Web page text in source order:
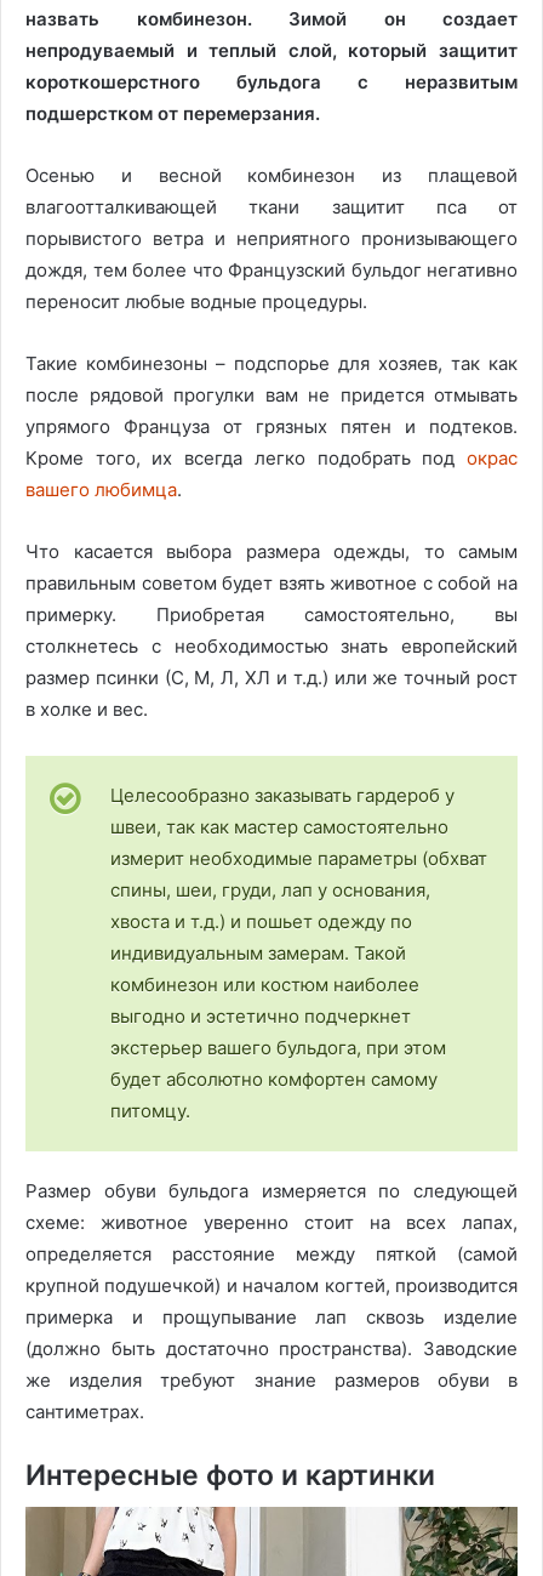
назвать комбинезон. Зимой он создает
непродуваемый и теплый слой, который защитит
короткошерстного бульдога с неразвитым
подшерстком от перемерзания.
Осенью и весной комбинезон из плащевой
влагоотталкивающей ткани защитит пса от
порывистого ветра и неприятного пронизывающего
дождя, тем более что Французский бульдог негативно
переносит любые водные процедуры.
Такие комбинезоны – подспорье для хозяев, так как
после рядовой прогулки вам не придется отмывать
упрямого Француза от грязных пятен и подтеков.
Кроме того, их всегда легко подобрать под окрас
вашего любимца.
Что касается выбора размера одежды, то самым
правильным советом будет взять животное с собой на
примерку. Приобретая самостоятельно, вы
столкнетесь с необходимостью знать европейский
размер псинки (С, М, Л, ХЛ и т.д.) или же точный рост
в холке и вес.
Целесообразно заказывать гардероб у
швеи, так как мастер самостоятельно
измерит необходимые параметры (обхват
спины, шеи, груди, лап у основания,
хвоста и т.д.) и пошьет одежду по
индивидуальным замерам. Такой
комбинезон или костюм наиболее
выгодно и эстетично подчеркнет
экстерьер вашего бульдога, при этом
будет абсолютно комфортен самому
питомцу.
Размер обуви бульдога измеряется по следующей
схеме: животное уверенно стоит на всех лапах,
определяется расстояние между пяткой (самой
крупной подушечкой) и началом когтей, производится
примерка и прощупывание лап сквозь изделие
(должно быть достаточно пространства). Заводские
же изделия требуют знание размеров обуви в
сантиметрах.
Интересные фото и картинки